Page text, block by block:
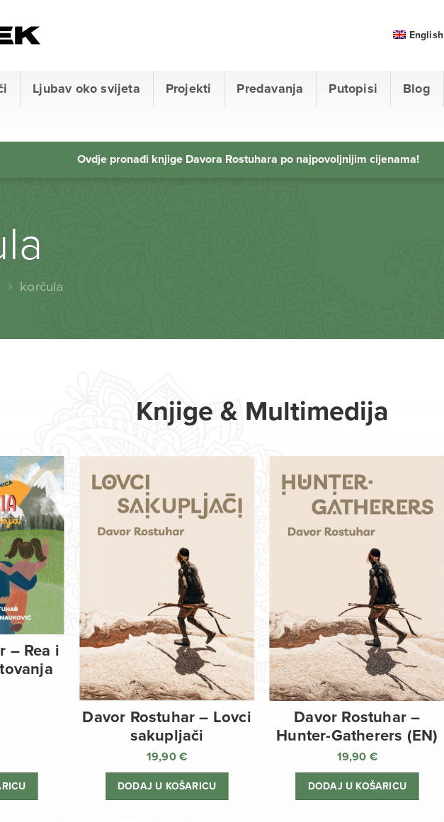
Ljubav oko svijeta Projekti Predavanja Putopisi Blog
English
Ovdje pronađi knjige Davora Rostuhara po najpovoljnijim cijenama!
korčula
Knjige & Multimedija
– Rea i
Davor Rostuhar – Lovci
sakupljači
19,90€
DODAJ U KOŠARICU
Davor Rostuhar –
Hunter-Gatherers (EN)
19,90 €
DODAJ U KOŠARICU